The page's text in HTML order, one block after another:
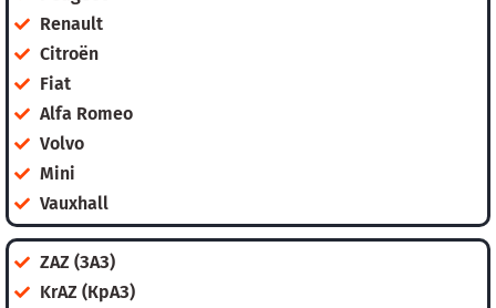
Renault
Citroën
Fiat
Alfa Romeo
Volvo
Mini
Vauxhall
ZAZ (ЗАЗ)
KrAZ (КрАЗ)